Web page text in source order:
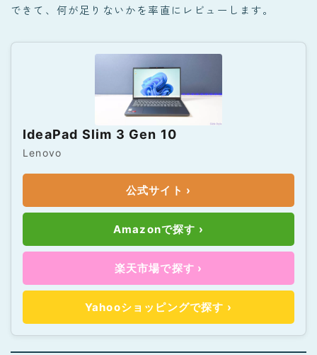
できて、何が足りないかを率直にレビューします。
IdeaPad Slim 3 Gen 10
Lenovo
公式サイト ›
Amazonで探す ›
楽天市場で探す ›
Yahooショッピングで探す ›